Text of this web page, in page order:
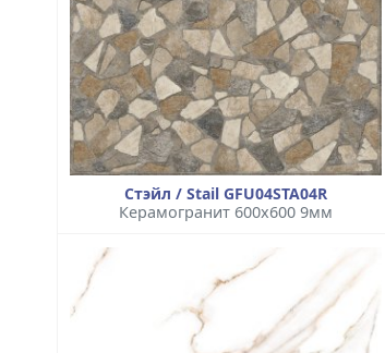
Стэйл / Stail GFU04STA04R
Керамогранит 600x600 9мм